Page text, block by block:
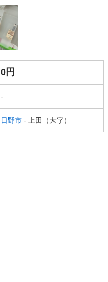
0円
-
日野市 - 上田（大字）